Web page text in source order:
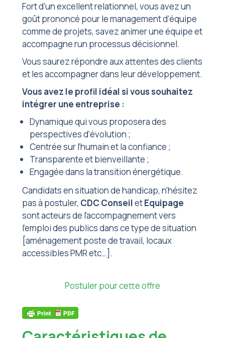
Fort d’un excellent relationnel, vous avez un
goût prononcé pour le management d’équipe
comme de projets, savez animer une équipe et
accompagne run processus décisionnel.
Vous saurez répondre aux attentes des clients
et les accompagner dans leur développement.
Vous avez le profil idéal si vous souhaitez
intégrer une entreprise :
Dynamique qui vous proposera des
perspectives d’évolution ;
Centrée sur l’humain et la confiance ;
Transparente et bienveillante ;
Engagée dans la transition énergétique.
Candidats en situation de handicap, n’hésitez
pas à postuler, CDC ConseiletEquipage
sont acteurs de l’accompagnement vers
l’emploi des publics dans ce type de situation
[aménagement poste de travail, locaux
accessibles PMR etc…].
Postuler pour cette offre